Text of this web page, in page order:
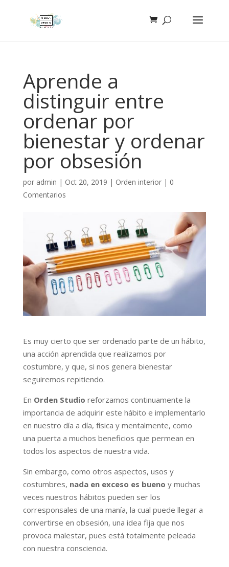
Aprende a
distinguir entre
ordenar por
bienestar y ordenar
por obsesión
por admin | Oct 20, 2019 | Orden interior| 0
Comentarios
Es muy cierto que ser ordenado parte de un hábito,
una acción aprendida que realizamos por
costumbre, y que, si nos genera bienestar
seguiremos repitiendo.
En Orden Studio reforzamos continuamente la
importancia de adquirir este hábito e implementarlo
en nuestro día a día, física y mentalmente, como
una puerta a muchos beneficios que permean en
todos los aspectos de nuestra vida.
Sin embargo, como otros aspectos, usos y
costumbres, nada en exceso es bueno y muchas
veces nuestros hábitos pueden ser los
corresponsales de una manía, la cual puede llegar a
convertirse en obsesión, una idea fija que nos
provoca malestar, pues está totalmente peleada
con nuestra consciencia.